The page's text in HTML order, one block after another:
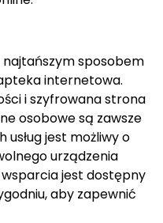
najtańszym sposobem
internetowa.
i szyfrowana strona
osobowe są zawsze
jest możliwy o
urządzenia
wsparcia jest dostępny
aby zapewnić